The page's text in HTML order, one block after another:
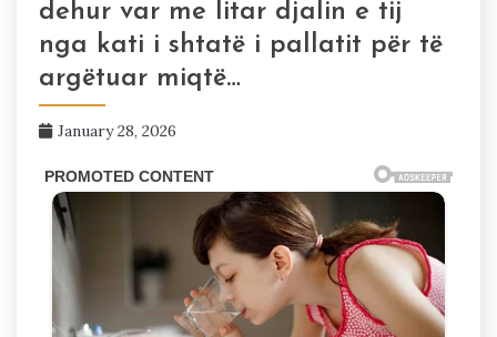
dehur var me litar djalin e tij
nga kati i shtatë i pallatit për të
argëtuar miqtë…
January 28, 2026